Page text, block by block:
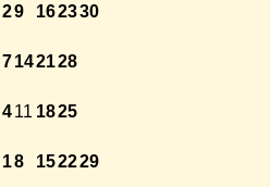
29 162330
7142128
411 1825
18 152229